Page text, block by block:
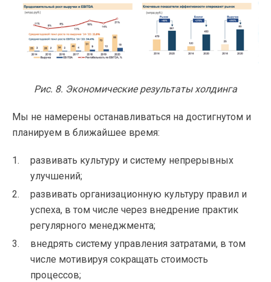
Рис. 8. Экономические результаты холдинга
Мы не намерены останавливаться на достигнутом и
планируем в ближайшее время:
развивать культуру и систему непрерывных
улучшений;
развивать организационную культуру правил и
успеха, в том числе через внедрение практик
регулярного менеджмента;
внедрять систему управления затратами, в том
числе мотивируя сокращать стоимость
процессов;